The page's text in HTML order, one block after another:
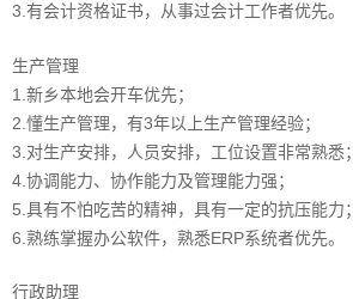
3.有会计资格证书，从事过会计工作者优先。
生产管理
1.新乡本地会开车优先；
2.懂生产管理，有3年以上生产管理经验；
3.对生产安排，人员安排，工位设置非常熟悉；
4.协调能力、 协作能力及管理能力强；
5. 具有不怕吃苦的精神，具有一定的抗压能力；
6. 熟练掌握办公软件，熟悉ERP系统者优先。
行政助理